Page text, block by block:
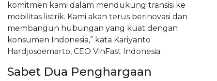
komitmen kami dalam mendukung transisi ke
mobilitas listrik. Kami akan terus berinovasi dan
membangun hubungan yang kuat dengan
konsumen Indonesia,” kata Kariyanto
Hardjosoemarto, CEO VinFast Indonesia.
Sabet Dua Penghargaan